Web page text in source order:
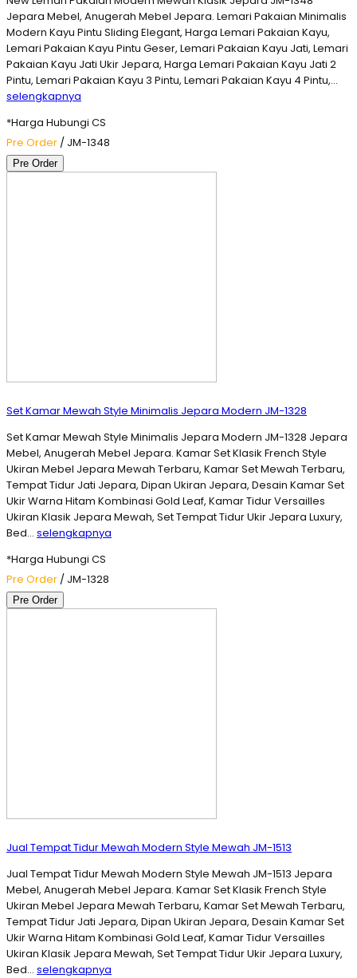
Jepara Mebel, Anugerah Mebel Jepara. Lemari Pakaian Minimalis
Modern Kayu Pintu Sliding Elegant, Harga Lemari Pakaian Kayu,
Lemari Pakaian Kayu Pintu Geser, Lemari Pakaian Kayu Jati, Lemari
Pakaian Kayu Jati Ukir Jepara, Harga Lemari Pakaian Kayu Jati 2
Pintu, Lemari Pakaian Kayu 3 Pintu, Lemari Pakaian Kayu 4 Pintu,…
selengkapnya
*Harga Hubungi CS
Pre Order / JM-1348
Pre Order
Set Kamar Mewah Style Minimalis Jepara Modern JM-1328
Set Kamar Mewah Style Minimalis Jepara Modern JM-1328 Jepara
Mebel, Anugerah Mebel Jepara. Kamar Set Klasik French Style
Ukiran Mebel Jepara Mewah Terbaru, Kamar Set Mewah Terbaru,
Tempat Tidur Jati Jepara, Dipan Ukiran Jepara, Desain Kamar Set
Ukir Warna Hitam Kombinasi Gold Leaf, Kamar Tidur Versailles
Ukiran Klasik Jepara Mewah, Set Tempat Tidur Ukir Jepara Luxury,
Bed… selengkapnya
*Harga Hubungi CS
Pre Order / JM-1328
Pre Order
Jual Tempat Tidur Mewah Modern Style Mewah JM-1513
Jual Tempat Tidur Mewah Modern Style Mewah JM-1513 Jepara
Mebel, Anugerah Mebel Jepara. Kamar Set Klasik French Style
Ukiran Mebel Jepara Mewah Terbaru, Kamar Set Mewah Terbaru,
Tempat Tidur Jati Jepara, Dipan Ukiran Jepara, Desain Kamar Set
Ukir Warna Hitam Kombinasi Gold Leaf, Kamar Tidur Versailles
Ukiran Klasik Jepara Mewah, Set Tempat Tidur Ukir Jepara Luxury,
Bed… selengkapnya